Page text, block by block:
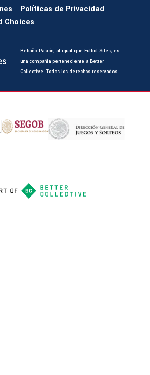
Políticas de Privacidad
Choices
Rebaño Pasión, al igual que Futbol Sites, es
una compañía perteneciente a Better
Collective. Todos los derechos reservados.